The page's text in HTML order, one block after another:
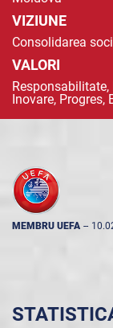
VIZIUNE
Consolidarea
VALORI
Responsabilitate,
Inovare, Progres,
MEMBRU UEFA --